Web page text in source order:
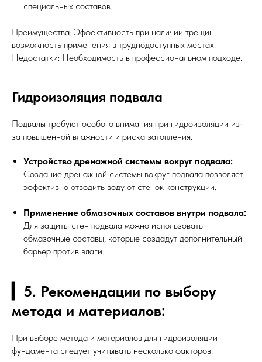
специальных составов.
Преимущества: Эффективность при наличии трещин,
возможность применения в труднодоступных местах.
Недостатки: Необходимость в профессиональном подходе.
Гидроизоляция подвала
Подвалы требуют особого внимания при гидроизоляции из-
за повышенной влажности и риска затопления.
Устройство дренажной системы вокруг подвала:
Создание дренажной системы вокруг подвала позволяет
эффективно отводить воду от стенок конструкции.
Применение обмазочных составов внутри подвала:
Для защиты стен подвала можно использовать
обмазочные составы, которые создадут дополнительный
барьер против влаги.
▎5. Рекомендации по выбору
метода и материалов:
При выборе метода и материалов для гидроизоляции
фундамента следует учитывать несколько факторов.